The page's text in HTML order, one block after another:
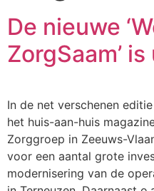
De nieuwe
ZorgSaam’ is
In de net verschenen
het huis-aan-huis
Zorggroep in Zeeuws-
voor een aantal grote
modernisering van de